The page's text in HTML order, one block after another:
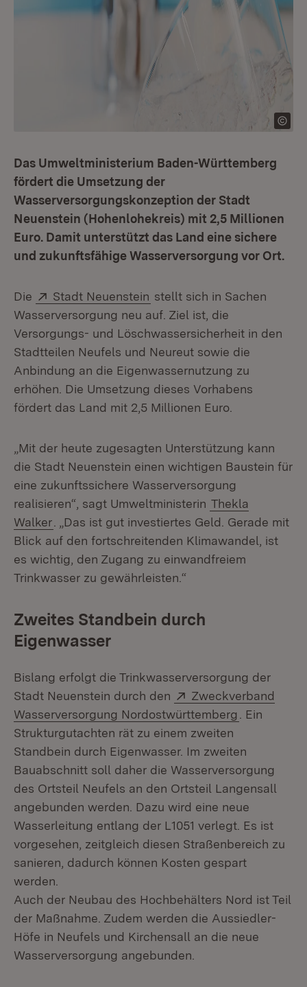
Das Umweltministerium Baden-Württemberg
fördert die Umsetzung der
Wasserversorgungskonzeption der Stadt
Neuenstein (Hohenlohekreis) mit 2,5 Millionen
Euro. Damit unterstützt das Land eine sichere
und zukunftsfähige Wasserversorgung vor Ort.
Die Extern:
Stadt Neuenstein (Öffnet in neuem Fenster)
stellt sich in Sachen
Wasserversorgung neu auf. Ziel ist, die
Versorgungs- und Löschwassersicherheit in den
Stadtteilen Neufels und Neureut sowie die
Anbindung an die Eigenwassernutzung zu
erhöhen. Die Umsetzung dieses Vorhabens
fördert das Land mit 2,5 Millionen Euro.
„Mit der heute zugesagten Unterstützung kann
die Stadt Neuenstein einen wichtigen Baustein für
eine zukunftssichere Wasserversorgung
realisieren“, sagt Umweltministerin Thekla
Walker . „Das ist gut investiertes Geld. Gerade mit
Blick auf den fortschreitenden Klimawandel, ist
es wichtig, den Zugang zu einwandfreiem
Trinkwasser zu gewährleisten.“
Zweites Standbein durch
Eigenwasser
Bislang erfolgt die Trinkwasserversorgung der
Stadt Neuenstein durch den
Extern:
Zweckverband
Wasserversorgung Nordostwürttemberg (Öffnet in
. Ein
Strukturgutachten rät zu einem zweiten
Standbein durch Eigenwasser. Im zweiten
Bauabschnitt soll daher die Wasserversorgung
des Ortsteil Neufels an den Ortsteil Langensall
angebunden werden. Dazu wird eine neue
Wasserleitung entlang der L1051 verlegt. Es ist
vorgesehen, zeitgleich diesen Straßenbereich zu
sanieren, dadurch können Kosten gespart
werden.
Auch der Neubau des Hochbehälters Nord ist Teil
der Maßnahme. Zudem werden die Aussiedler-
Höfe in Neufels und Kirchensall an die neue
Wasserversorgung angebunden.